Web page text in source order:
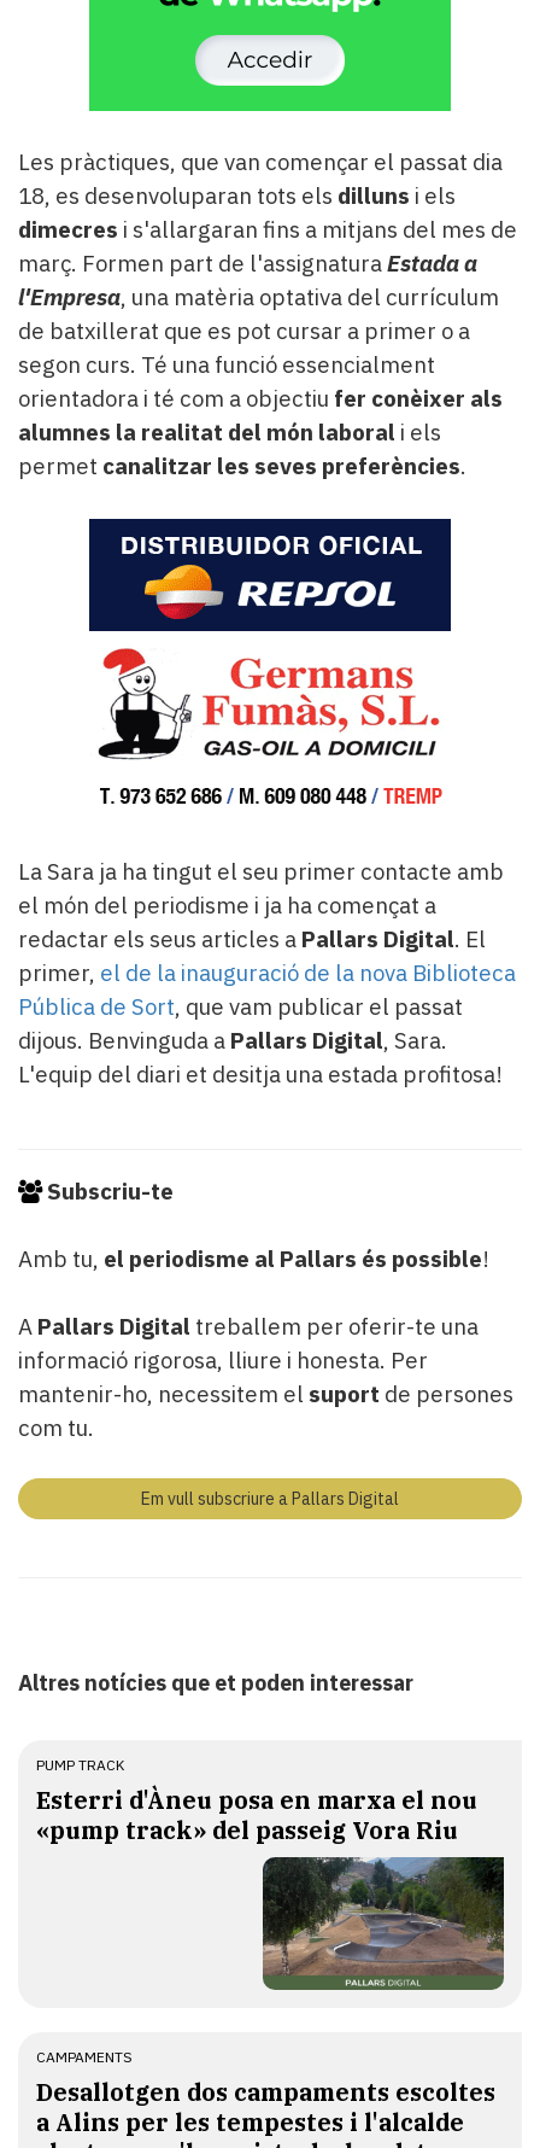
Les pràctiques, que van començar el passat dia
18, es desenvoluparan tots els dilluns i els
dimecres i s'allargaran fins a mitjans del mes de
març. Formen part de l'assignaturaEstada a
l'Empresa, una matèria optativa del currículum
de batxillerat que es pot cursar a primer o a
segon curs. Té una funció essencialment
orientadora i té com a objectiu fer conèixer als
alumnes la realitat del món laboral i els
permet canalitzar les seves preferències.
La Sara ja ha tingut el seu primer contacte amb
el món del periodisme i ja ha començat a
redactar els seus articles a Pallars Digital. El
primer, el de la inauguració de la nova Biblioteca
Pública de Sort, que vam publicar el passat
dijous. ​Benvinguda a Pallars Digital, Sara.
L'equip del diari et desitja una estada profitosa!
Subscriu-te
Amb tu, el periodisme al Pallars és possible!
A Pallars Digital treballem per oferir-te una
informació rigorosa, lliure i honesta. Per
mantenir-ho, necessitem el suport de persones
com tu.
Em vull subscriure a Pallars Digital
Altres notícies que et poden interessar
PUMP TRACK
Esterri d'Àneu posa en marxa el nou
«pump track» del passeig Vora Riu
CAMPAMENTS
​Desallotgen dos campaments escoltes
a Alins per les tempestes i l'alcalde